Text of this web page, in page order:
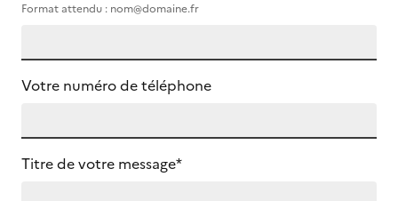
Format attendu : nom@domaine.fr
Votre numéro de téléphone
Titre de votre message*